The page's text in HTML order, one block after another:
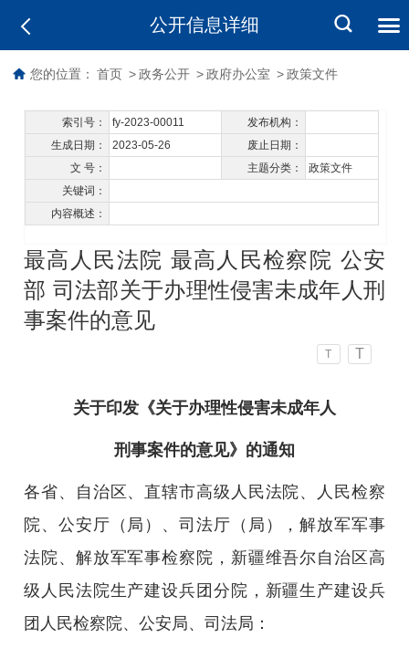
公开信息详细
您的位置： 首页 > 政务公开 > 政府办公室 > 政策文件
索引号： fy-2023-00011
发布机构：
生成日期：
2023-05-26
废止日期：
文 号：
主题分类：
政策文件
关键词：
内容概述：
最高人民法院 最高人民检察院 公安
部 司法部关于办理性侵害未成年人刑
事案件的意见
T T
关于印发《关于办理性侵害未成年人
刑事案件的意见》的通知
各省、自治区、直辖市高级人民法院、人民检察
院、公安厅（局）、司法厅（局），解放军军事
法院、解放军军事检察院，新疆维吾尔自治区高
级人民法院生产建设兵团分院，新疆生产建设兵
团人民检察院、公安局、司法局：